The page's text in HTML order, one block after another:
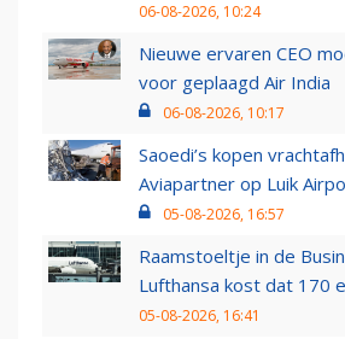
06-08-2026, 10:24
Nieuwe ervaren CEO
voor geplaagd Air India
06-08-2026, 10:17
Saoedi’s kopen
Aviapartner op Luik
05-08-2026, 16:57
Raamstoeltje in de
Lufthansa kost dat 170
05-08-2026, 16:41